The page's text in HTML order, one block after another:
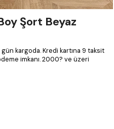
Şort Beyaz
kargoda.Kredi kartına 9 taksit
imkanı.2000? ve üzeri